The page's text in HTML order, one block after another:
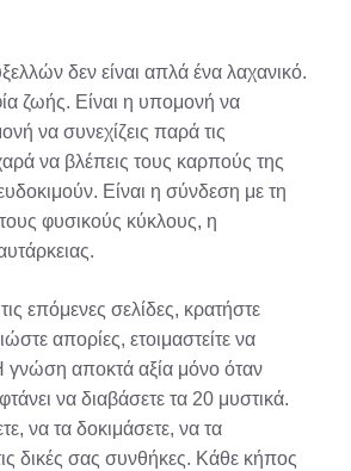
δεν είναι απλά ένα λαχανικό.
ζωής. Είναι η υπομονή να
να συνεχίζεις παρά τις
να βλέπεις τους καρπούς της
Είναι η σύνδεση με τη
φυσικούς κύκλους, η
επόμενες σελίδες, κρατήστε
απορίες, ετοιμαστείτε να
γνώση αποκτά αξία μόνο όταν
να διαβάσετε τα 20 μυστικά.
να τα δοκιμάσετε, να τα
δικές σας συνθήκες. Κάθε κήπος